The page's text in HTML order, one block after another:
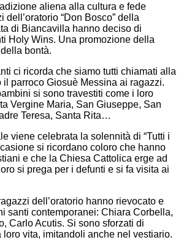
aliena alla cultura e fede
dell’oratorio “Don Bosco” della
di Biancavilla hanno deciso di
Holy Wins. Una promozione della
bontà.
ci ricorda che siamo tutti chiamati alla
il parroco Giosuè Messina ai ragazzi.
si sono travestiti come i loro
Vergine Maria, San Giuseppe, San
Teresa, Santa Rita…
viene celebrata la solennità di “Tutti i
si ricordano coloro che hanno
e che la Chiesa Cattolica erge ad
si prega per i defunti e si fa visita ai
dell’oratorio hanno rievocato e
santi contemporanei: Chiara Corbella,
Carlo Acutis. Si sono sforzati di
vita, imitandoli anche nel vestiario.